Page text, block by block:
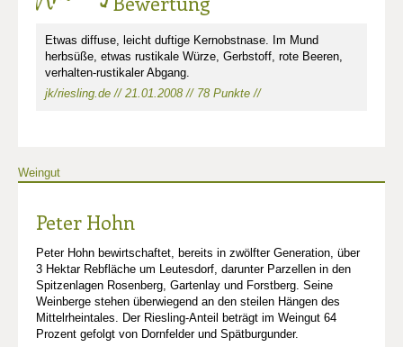
Etwas diffuse, leicht duftige Kernobstnase. Im Mund
herbsüße, etwas rustikale Würze, Gerbstoff, rote Beeren,
verhalten-rustikaler Abgang.
jk/riesling.de // 21.01.2008 // 78 Punkte //
Weingut
Peter Hohn
Peter Hohn bewirtschaftet, bereits in zwölfter Generation, über
3 Hektar Rebfläche um Leutesdorf, darunter Parzellen in den
Spitzenlagen Rosenberg, Gartenlay und Forstberg. Seine
Weinberge stehen überwiegend an den steilen Hängen des
Mittelrheintales. Der Riesling-Anteil beträgt im Weingut 64
Prozent gefolgt von Dornfelder und Spätburgunder.